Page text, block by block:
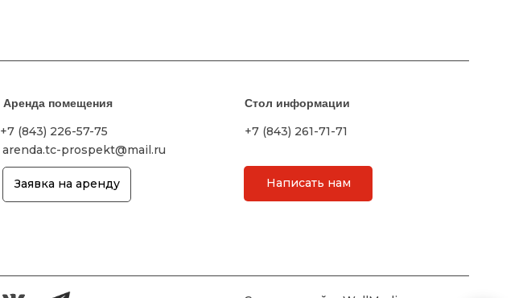
Аренда помещения Стол информации
+7 (843) 226-57-75
arenda.tc-prospekt@mail.ru
+7 (843) 261-71-71
Заявка на аренду Написать нам